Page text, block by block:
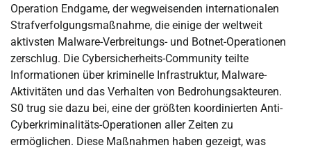
Operation Endgame, der wegweisenden internationalen
Strafverfolgungsmaßnahme, die einige der weltweit
aktivsten Malware-Verbreitungs- und Botnet-Operationen
zerschlug. Die Cybersicherheits-Community teilte
Informationen über kriminelle Infrastruktur, Malware-
Aktivitäten und das Verhalten von Bedrohungsakteuren.
S0 trug sie dazu bei, eine der größten koordinierten Anti-
Cyberkriminalitäts-Operationen aller Zeiten zu
ermöglichen. Diese Maßnahmen haben gezeigt, was